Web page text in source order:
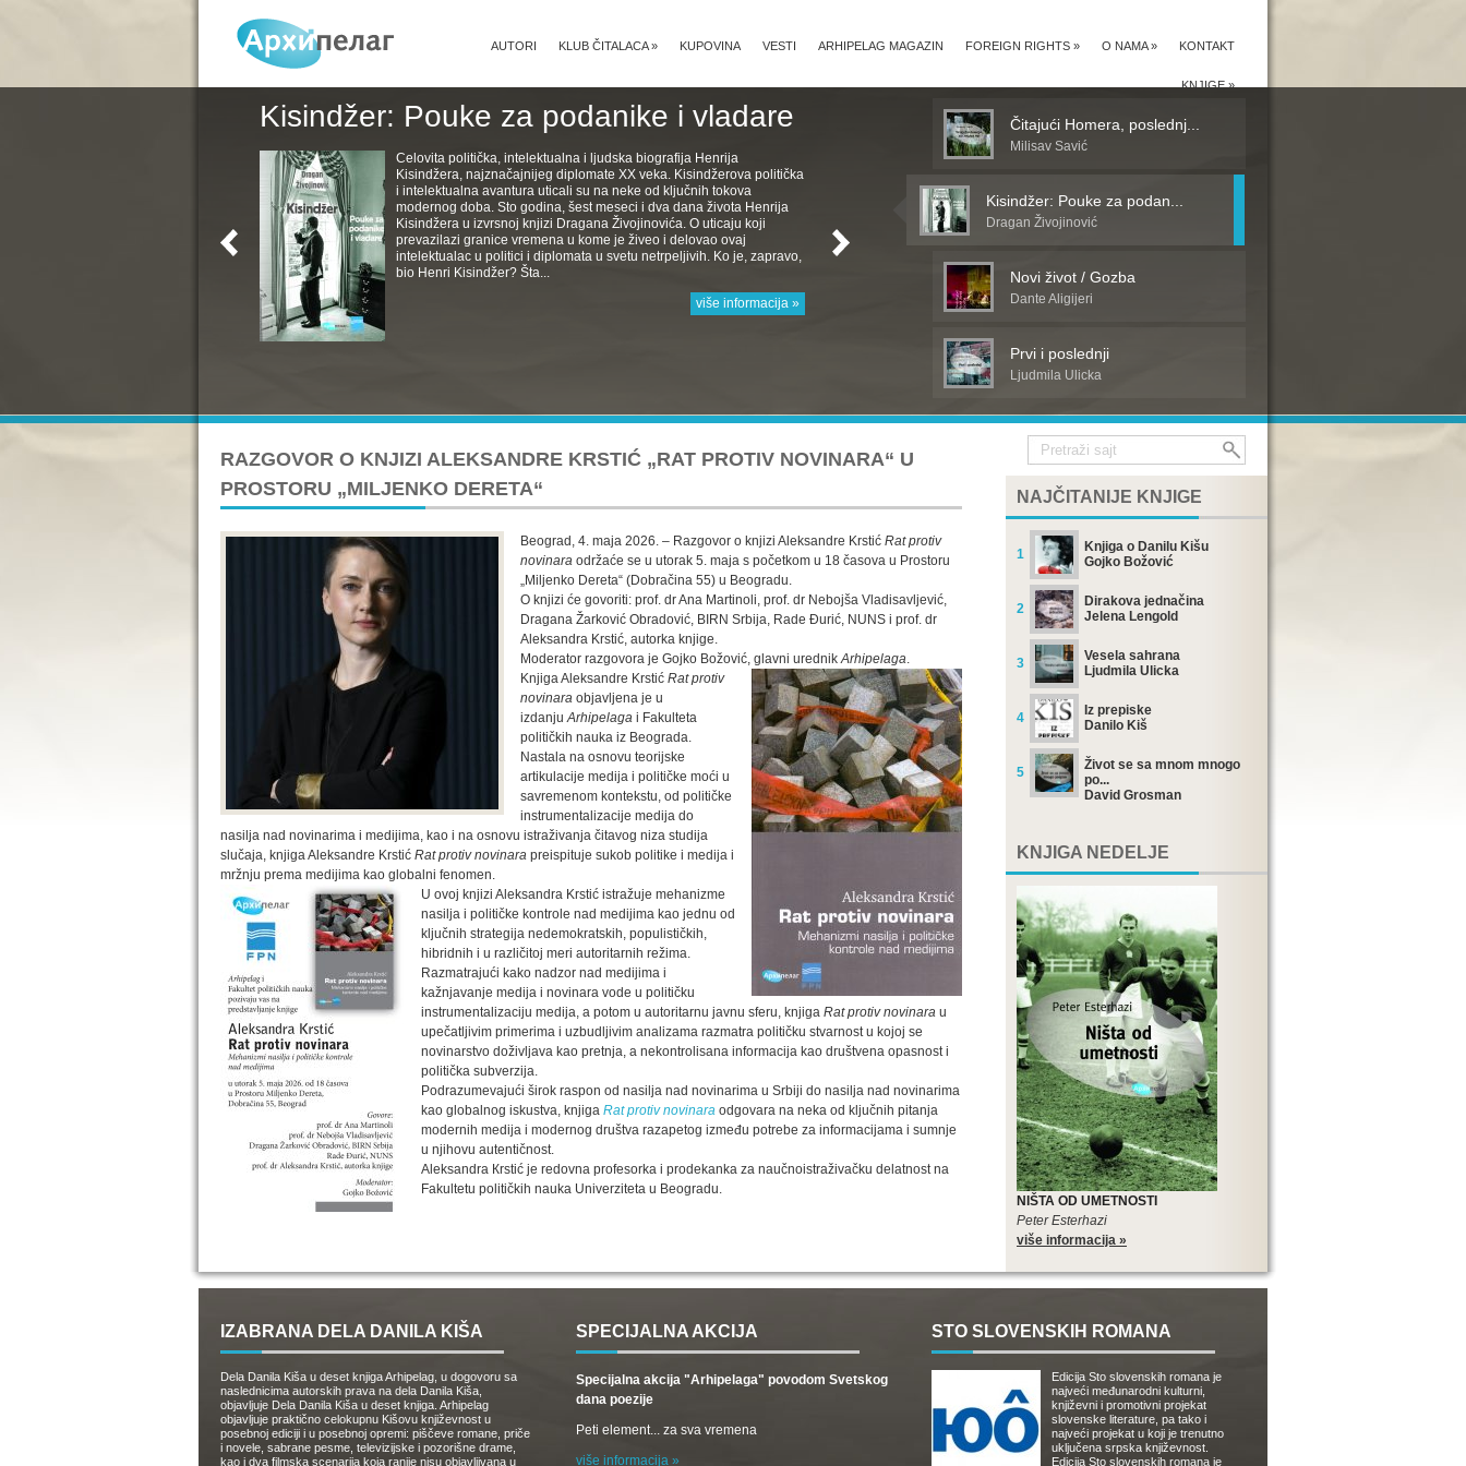
KONTAKT
O NAMA»
FOREIGN RIGHTS »
ARHIPELAG MAGAZIN
VESTI
KUPOVINA
KLUB ČITALACA»
AUTORI
KNJIGE»
Kisindžer: Pouke za podanike i vladare
Celovita politička, intelektualna i ljudska biografija Henrija
Kisindžera, najznačajnijeg diplomate XX veka. Kisindžerova politička
i intelektualna avantura uticali su na neke od ključnih tokova
modernog doba. Sto godina, šest meseci i dva dana života Henrija
Kisindžera u izvrsnoj knjizi Dragana Živojinovića. O uticaju koji
prevazilazi granice vremena u kome je živeo i delovao ovaj
intelektualac u politici i diplomata u svetu netrpeljivih. Ko je, zapravo,
bio Henri Kisindžer? Šta...
više informacija »
Čitajući Homera, poslednj...
Milisav Savić
Kisindžer: Pouke za podan...
Dragan Živojinović
Novi život / Gozba
Dante Aligijeri
Prvi i poslednji
Ljudmila Ulicka
RAZGOVOR O KNJIZI ALEKSANDRE KRSTIĆ „RAT PROTIV NOVINARA“ U
PROSTORU „MILJENKO DERETA“
Beograd, 4. maja 2026. – Razgovor o knjizi Aleksandre Krstić Rat protiv
novinara održaće se u utorak 5. maja s početkom u 18 časova u Prostoru
„Miljenko Dereta“ (Dobračina 55) u Beogradu.
O knjizi će govoriti: prof. dr Ana Martinoli, prof. dr Nebojša Vladisavljević,
Dragana Žarković Obradović, BIRN Srbija, Rade Đurić, NUNS i prof. dr
Aleksandra Krstić, autorka knjige.
Moderator razgovora je Gojko Božović, glavni urednikArhipelaga.
Knjiga Aleksandre Krstić Rat protiv
novinara objavljena je u
izdanjuArhipelaga i Fakulteta
političkih nauka iz Beograda.
Nastala na osnovu teorijske
artikulacije medija i političke moći u
savremenom kontekstu, od političke
instrumentalizacije medija do
nasilja nad novinarima i medijima, kao i na osnovu istraživanja čitavog niza studija
slučaja, knjiga Aleksandre Krstić Rat protiv novinara preispituje sukob politike i medija i
mržnju prema medijima kao globalni fenomen.
U ovoj knjizi Aleksandra Krstić istražuje mehanizme
nasilja i političke kontrole nad medijima kao jednu od
ključnih strategija nedemokratskih, populističkih,
hibridnih i u različitoj meri autoritarnih režima.
Razmatrajući kako nadzor nad medijima i
kažnjavanje medija i novinara vode u političku
instrumentalizaciju medija, a potom u autoritarnu javnu sferu, knjiga Rat protiv novinara u
upečatljivim primerima i uzbudljivim analizama razmatra političku stvarnost u kojoj se
novinarstvo doživljava kao pretnja, a nekontrolisana informacija kao društvena opasnost i
politička subverzija.
Podrazumevajući širok raspon od nasilja nad novinarima u Srbiji do nasilja nad novinarima
kao globalnog iskustva, knjiga Rat protiv novinara odgovara na neka od ključnih pitanja
modernih medija i modernog društva razapetog između potrebe za informacijama i sumnje
u njihovu autentičnost.
Aleksandra Кrstić je redovna profesorka i prodekanka za naučnoistraživačku delatnost na
Fakultetu političkih nauka Univerziteta u Beogradu.
NAJČITANIJE KNJIGE
1
Knjiga o Danilu Kišu
Gojko Božović
2
Dirakova jednačina
Jelena Lengold
3
Vesela sahrana
Ljudmila Ulicka
4
Iz prepiske
Danilo Kiš
5
Život se sa mnom mnogo
po...
David Grosman
KNJIGA NEDELJE
NIŠTA OD UMETNOSTI
Peter Esterhazi
više informacija »
IZABRANA DELA DANILA KIŠA
Dela Danila Kiša u deset knjiga Arhipelag, u dogovoru sa
naslednicima autorskih prava na dela Danila Kiša,
objavljuje Dela Danila Kiša u deset knjiga. Arhipelag
objavljuje praktično celokupnu Kišovu književnost u
posebnoj ediciji i u posebnoj opremi: piščeve romane, priče
i novele, sabrane pesme, televizijske i pozorišne drame,
kao i dva filmska scenarija koja ranije nisu objavljivana u
SPECIJALNA AKCIJA
Specijalna akcija "Arhipelaga" povodom Svetskog
dana poezije
Peti element... za sva vremena
više informacija »
STO SLOVENSKIH ROMANA
Edicija Sto slovenskih romana je
najveći međunarodni kulturni,
književni i promotivni projekat
slovenske literature, pa tako i
najveći projekat u koji je trenutno
uključena srpska književnost.
Edicija Sto slovenskih romana je